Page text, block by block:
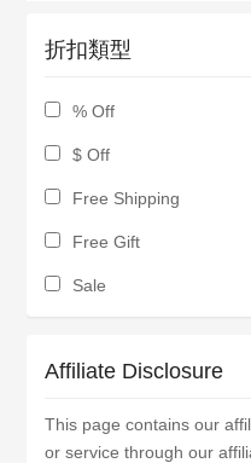
折扣類型
% Off
$ Off
Free Shipping
Free Gift
Sale
Affiliate Disclosure
This page contains our
or service through our